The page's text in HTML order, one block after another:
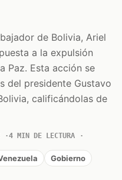
de Bolivia, Ariel
a la expulsión
Paz. Esta acción se
del presidente Gustavo
calificándolas de
4 MIN DE LECTURA
Gobierno